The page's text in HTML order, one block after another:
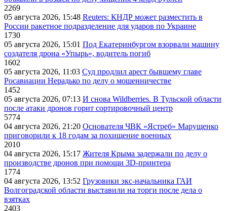
2269
05 августа 2026, 15:48 Reuters: КНДР может разместить в
России ракетное подразделение для ударов по Украине
1730
05 августа 2026, 15:01 Под Екатеринбургом взорвали машину
создателя дрона «Упырь», водитель погиб
1602
05 августа 2026, 11:03 Суд продлил арест бывшему главе
Росавиации Нерадько по делу о мошенничестве
1452
05 августа 2026, 07:13 И снова Wildberries. В Тульской области
после атаки дронов горит сортировочный центр
5774
04 августа 2026, 21:20 Основателя ЧВК «Ястреб» Марущенко
приговорили к 18 годам за похищение военных
2010
04 августа 2026, 15:17 Жителя Крыма задержали по делу о
производстве дронов при помощи 3D‑принтера
1774
04 августа 2026, 13:52 Грузовики экс-начальника ГАИ
Волгоградской области выставили на торги после дела о
взятках
2403